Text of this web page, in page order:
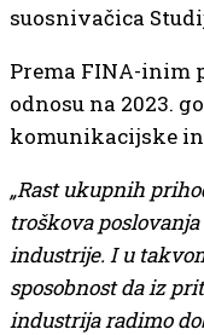
suosnivačica
Prema FINA-inim
odnosu na 2023.
komunikacijske
„Rast ukupnih
troškova
industrije. I u
sposobnost da iz
industrija radimo